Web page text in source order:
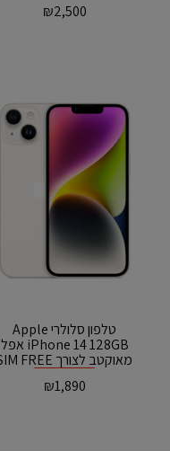
₪2,500
טלפון סלולרי Apple
iPhone 14 128GB אפל
מאוקטב לצורך SIM FREE
₪1,890